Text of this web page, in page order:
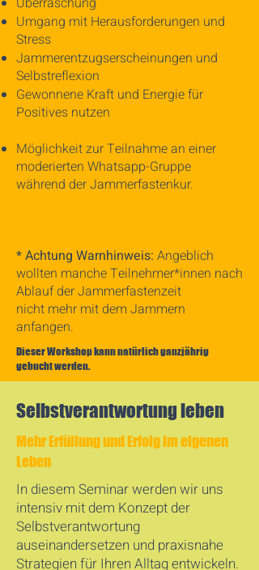
Umgang mit Herausforderungen und
Stress
Jammerentzugserscheinungen und
Selbstreflexion
Gewonnene Kraft und Energie für
Positives nutzen
Möglichkeit zur Teilnahme an einer
moderierten Whatsapp-Gruppe
während der Jammerfastenkur.
* Achtung Warnhinweis: Angeblich
wollten manche Teilnehmer*innen nach
Ablauf der Jammerfastenzeit
nicht mehr mit dem Jammern
anfangen.
Dieser Workshop kann natürlich ganzjährig
gebucht werden.
Selbstverantwortung leben
Mehr Erfüllung und Erfolg im eigenen
Leben
In diesem Seminar werden wir uns
intensiv mit dem Konzept der
Selbstverantwortung
auseinandersetzen und praxisnahe
Strategien für Ihren Alltag entwickeln.